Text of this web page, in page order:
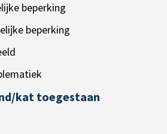
beperking
beperking
kat toegestaan